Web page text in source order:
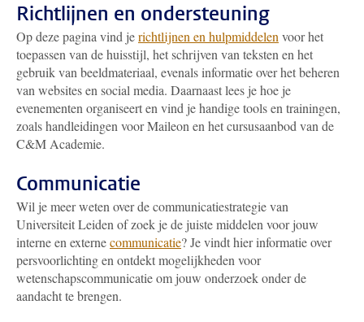
Richtlijnen en ondersteuning
Op deze pagina vind jerichtlijnen en hulpmiddelen voor het
toepassen van de huisstijl, het schrijven van teksten en het
gebruik van beeldmateriaal, evenals informatie over het beheren
van websites en social media. Daarnaast lees je hoe je
evenementen organiseert en vind je handige tools en trainingen,
zoals handleidingen voor Maileon en het cursusaanbod van de
C&M Academie.
Communicatie
Wil je meer weten over de communicatiestrategie van
Universiteit Leiden of zoek je de juiste middelen voor jouw
interne en externecommunicatie? Je vindt hier informatie over
persvoorlichting en ontdekt mogelijkheden voor
wetenschapscommunicatie om jouw onderzoek onder de
aandacht te brengen.